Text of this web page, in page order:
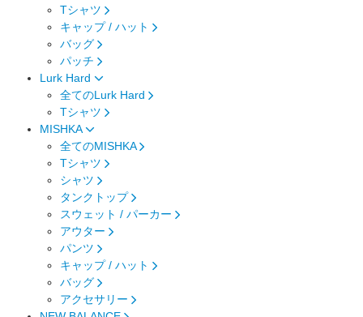
Tシャツ
キャップ / ハット
バッグ
パッチ
Lurk Hard
全てのLurk Hard
Tシャツ
MISHKA
全てのMISHKA
Tシャツ
シャツ
タンクトップ
スウェット / パーカー
アウター
パンツ
キャップ / ハット
バッグ
アクセサリー